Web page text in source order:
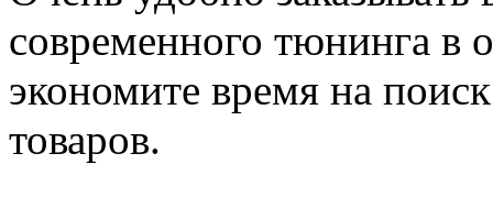
современного тюнинга в
экономите время на
товаров.